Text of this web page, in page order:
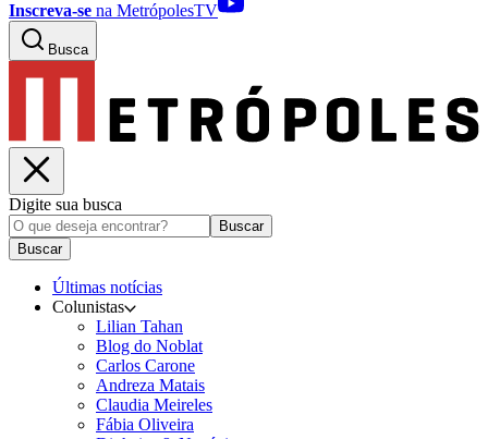
Inscreva-se na MetrópolesTV
Busca
Digite sua busca
Buscar
Buscar
Últimas notícias
Colunistas
Lilian Tahan
Blog do Noblat
Carlos Carone
Andreza Matais
Claudia Meireles
Fábia Oliveira